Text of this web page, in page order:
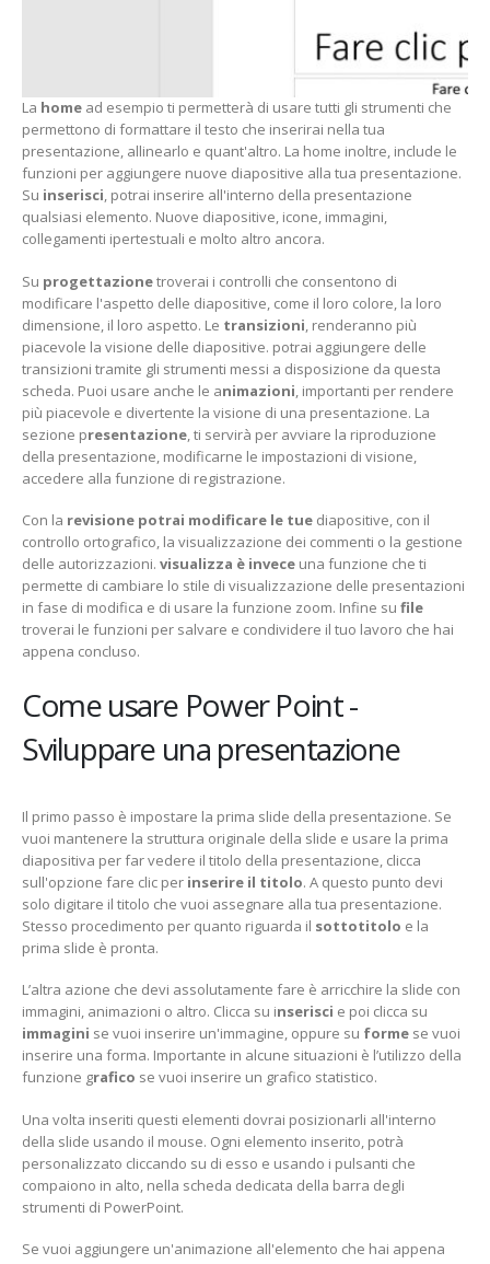
La home ad esempio ti permetterà di usare tutti gli strumenti che
permettono di formattare il testo che inserirai nella tua
presentazione, allinearlo e quant'altro. La home inoltre, include le
funzioni per aggiungere nuove diapositive alla tua presentazione.
Su inserisci, potrai inserire all'interno della presentazione
qualsiasi elemento. Nuove diapositive, icone, immagini,
collegamenti ipertestuali e molto altro ancora.
Su progettazionetroverai i controlli che consentono di
modificare l'aspetto delle diapositive, come il loro colore, la loro
dimensione, il loro aspetto. Le transizioni, renderanno più
piacevole la visione delle diapositive. potrai aggiungere delle
transizioni tramite gli strumenti messi a disposizione da questa
scheda. Puoi usare anche le animazioni, importanti per rendere
più piacevole e divertente la visione di una presentazione. La
sezione presentazione, ti servirà per avviare la riproduzione
della presentazione, modificarne le impostazioni di visione,
accedere alla funzione di registrazione.
Con la revisione potrai modificare le tue diapositive, con il
controllo ortografico, la visualizzazione dei commenti o la gestione
delle autorizzazioni. visualizza è invece una funzione che ti
permette di cambiare lo stile di visualizzazione delle presentazioni
in fase di modifica e di usare la funzione zoom. Infine su file
troverai le funzioni per salvare e condividere il tuo lavoro che hai
appena concluso.
Come usare Power Point -
Sviluppare una presentazione
Il primo passo è impostare la prima slide della presentazione. Se
vuoi mantenere la struttura originale della slide e usare la prima
diapositiva per far vedere il titolo della presentazione, clicca
sull'opzione fare clic per inserire il titolo. A questo punto devi
solo digitare il titolo che vuoi assegnare alla tua presentazione.
Stesso procedimento per quanto riguarda il sottotitolo e la
prima slide è pronta.
L’altra azione che devi assolutamente fare è arricchire la slide con
immagini, animazioni o altro. Clicca su inserisci e poi clicca su
immagini se vuoi inserire un'immagine, oppure su forme se vuoi
inserire una forma. Importante in alcune situazioni è l’utilizzo della
funzione grafico se vuoi inserire un grafico statistico.
Una volta inseriti questi elementi dovrai posizionarli all'interno
della slide usando il mouse. Ogni elemento inserito, potrà
personalizzato cliccando su di esso e usando i pulsanti che
compaiono in alto, nella scheda dedicata della barra degli
strumenti di PowerPoint.
Se vuoi aggiungere un'animazione all'elemento che hai appena